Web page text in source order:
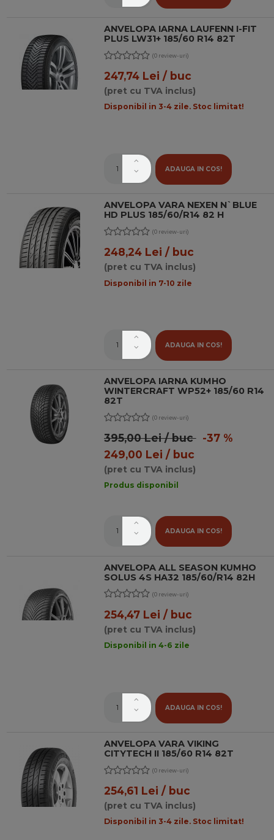
ANVELOPA IARNA LAUFENN I-FIT
PLUS LW31+ 185/60 R14 82T
(0 review-uri)
247,74 Lei / buc
(pret cu TVA inclus)
Disponibil in 3-4 zile. Stoc limitat!
ADAUGA IN COS!
ANVELOPA VARA NEXEN N`BLUE
HD PLUS 185/60/R14 82 H
(0 review-uri)
248,24 Lei / buc
(pret cu TVA inclus)
Disponibil in 7-10 zile
ADAUGA IN COS!
ANVELOPA IARNA KUMHO
WINTERCRAFT WP52+ 185/60 R14
82T
(0 review-uri)
395,00 Lei / buc-37 %
249,00 Lei / buc
(pret cu TVA inclus)
Produs disponibil
ADAUGA IN COS!
ANVELOPA ALL SEASON KUMHO
SOLUS 4S HA32 185/60/R14 82H
(0 review-uri)
254,47 Lei / buc
(pret cu TVA inclus)
Disponibil in 4-6 zile
ADAUGA IN COS!
ANVELOPA VARA VIKING
CITYTECH II 185/60 R14 82T
(0 review-uri)
254,61 Lei / buc
(pret cu TVA inclus)
Disponibil in 3-4 zile. Stoc limitat!